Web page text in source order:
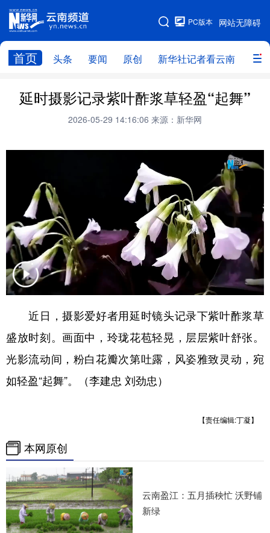
网站无障碍
PC版本
首页 头条 要闻 原创 新华社记者看云南 政务
网站地图
头条 云南要闻 本网原创
新华社记者看云南 政务
社会
图片
经济 服务 云南故事
云南青年说 趣看文物
延时摄影记录紫叶酢浆草轻盈“起舞”
2026-05-29 14:16:06 来源：新华网
近日，摄影爱好者用延时镜头记录下紫叶酢浆草
盛放时刻。画面中，玲珑花苞轻晃，层层紫叶舒张。
光影流动间，粉白花瓣次第吐露，风姿雅致灵动，宛
如轻盈“起舞”。（李建忠 刘劲忠）
【责任编辑:丁凝】
本网原创
云南盈江：五月插秧忙 沃野铺
新绿